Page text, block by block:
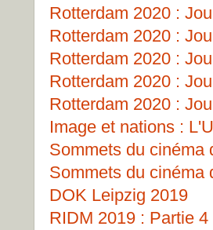
Rotterdam 2020 :
Rotterdam 2020 :
Rotterdam 2020 :
Rotterdam 2020 :
Rotterdam 2020 :
Image et nations :
Sommets du cinéma
Sommets du cinéma
DOK Leipzig 2019
RIDM 2019 : Partie 4